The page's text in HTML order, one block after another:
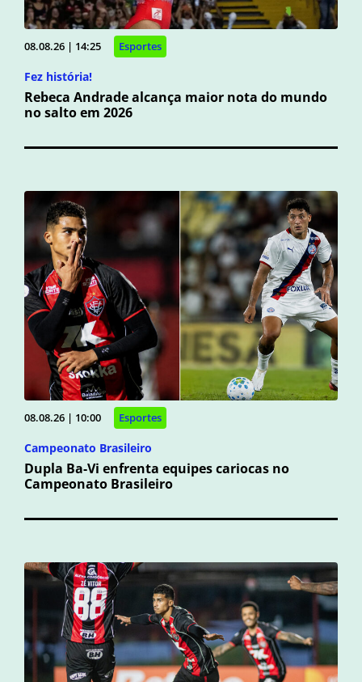
08.08.26 | 14:25 Esportes
Fez história!
Rebeca Andrade alcança maior nota do mundo
no salto em 2026
08.08.26 | 10:00 Esportes
Campeonato Brasileiro
Dupla Ba-Vi enfrenta equipes cariocas no
Campeonato Brasileiro